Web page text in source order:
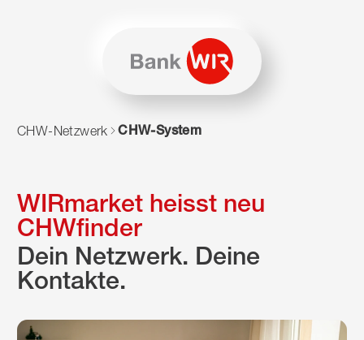
Zum Navigieren dieser Seite wird JavaScript benötigt.
CHW-Netzwerk CHW-System
WIRmarket heisst neu
CHWfinder
Dein Netzwerk. Deine
Kontakte.